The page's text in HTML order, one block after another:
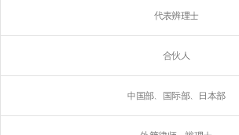
代表辨理士
合伙人
中国部、国际部、日本部